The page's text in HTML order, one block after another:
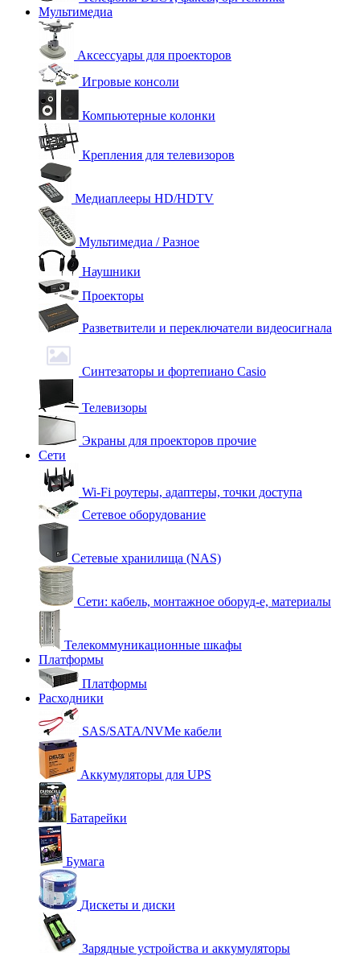
Мультимедиа
Аксессуары для проекторов
Игровые консоли
Компьютерные колонки
Крепления для телевизоров
Медиаплееры HD/HDTV
Мультимедиа / Разное
Наушники
Проекторы
Разветвители и переключатели видеосигнала
Синтезаторы и фортепиано Casio
Телевизоры
Экраны для проекторов прочие
Сети
Wi-Fi роутеры, адаптеры, точки доступа
Сетевое оборудование
Сетевые хранилища (NAS)
Сети: кабель, монтажное оборуд-е, материалы
Телекоммуникационные шкафы
Платформы
Платформы
Расходники
SAS/SATA/NVMe кабели
Аккумуляторы для UPS
Батарейки
Бумага
Дискеты и диски
Зарядные устройства и аккумуляторы